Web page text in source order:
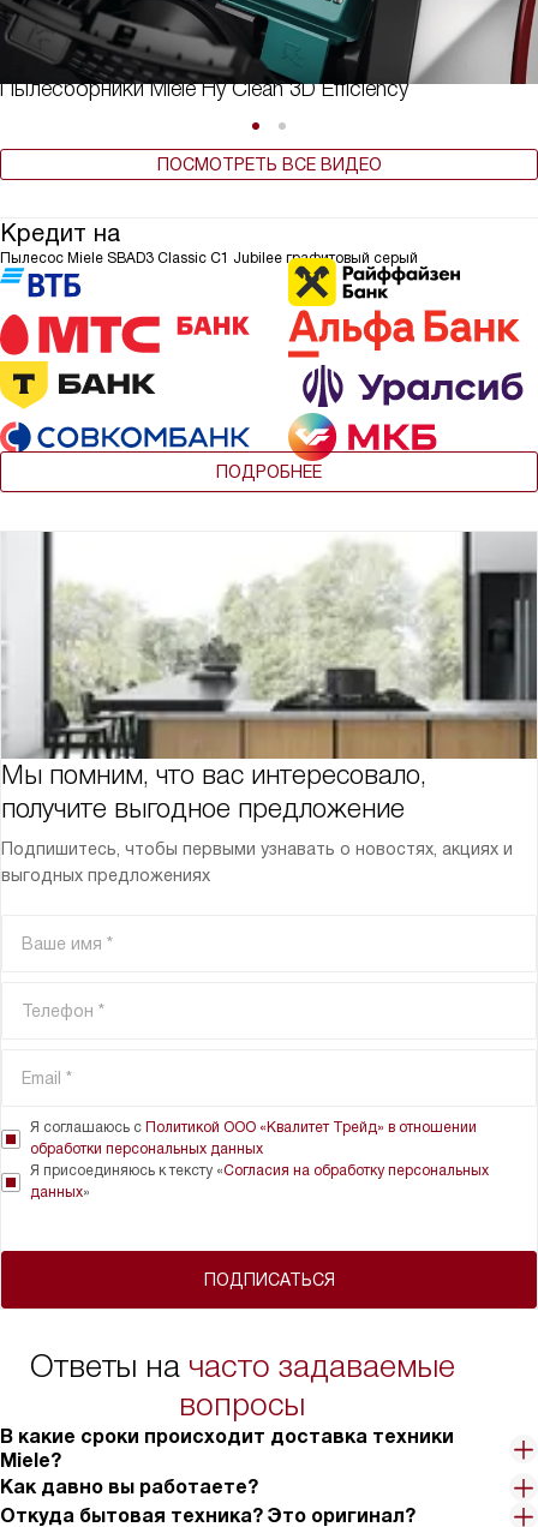
Пылесборники Miele Hy Clean 3D Efficiency
ПОСМОТРЕТЬ ВСЕ ВИДЕО
Кредит на
Пылесос Miele SBAD3 Classic C1 Jubilee графитовый серый
ПОДРОБНЕЕ
Мы помним, что вас интересовало,
получите выгодное предложение
Подпишитесь, чтобы первыми узнавать о новостях, акциях и
выгодных предложениях
ПОДПИСАТЬСЯ
Я соглашаюсь с Политикой ООО «Квалитет Трейд» в отношении
обработки персональных данных
Я присоединяюсь к тексту «Согласия на обработку персональных
данных»
Ответы на часто задаваемые
вопросы
В какие сроки происходит доставка техники
Miele?
Как давно вы работаете?
Откуда бытовая техника? Это оригинал?